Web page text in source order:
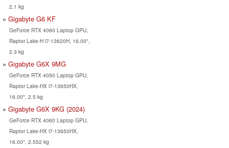
2.1 kg
Gigabyte G6 KF
GeForce RTX 4060 Laptop GPU,
Raptor Lake-H i7-13620H, 16.00",
2.3 kg
Gigabyte G6X 9MG
GeForce RTX 4050 Laptop GPU,
Raptor Lake-HX i7-13650HX,
16.00", 2.5 kg
Gigabyte G6X 9KG (2024)
GeForce RTX 4060 Laptop GPU,
Raptor Lake-HX i7-13650HX,
16.00", 2.552 kg